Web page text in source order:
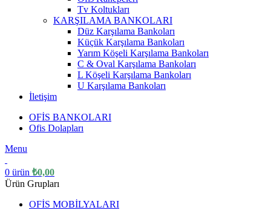
Tv Koltukları
KARŞILAMA BANKOLARI
Düz Karşılama Bankoları
Küçük Karşılama Bankoları
Yarım Köşeli Karşılama Bankoları
C & Oval Karşılama Bankoları
L Köşeli Karşılama Bankoları
U Karşılama Bankoları
İletişim
OFİS BANKOLARI
Ofis Dolapları
Menu
0 ürün ₺0,00
Ürün Grupları
OFİS MOBİLYALARI